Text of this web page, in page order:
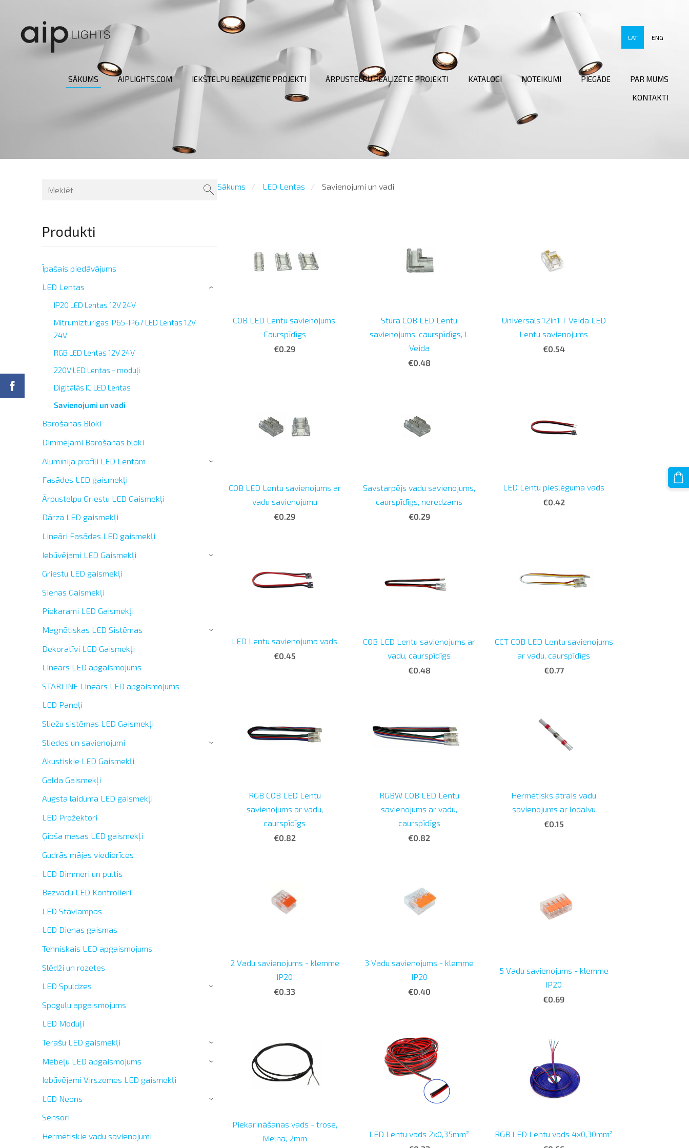
SĀKUMS AIPLIGHTS.COM IEKŠTELPU REALIZĒTIE PROJEKTI ĀRPUSTELPU REALIZĒTIE PROJEKTI KATALOGI NOTEIKUMI PIEGĀDE
PAR MUMS
KONTAKTI
LAT ENG
Produkti
Īpašais piedāvājums
LED Lentas
IP20 LED Lentas 12V 24V
Mitrumizturīgas IP65-IP67 LED Lentas 12V
24V
RGB LED Lentas 12V 24V
220V LED Lentas - moduļi
Digitālās IC LED Lentas
Savienojumi un vadi
›
Barošanas Bloki
Dimmējami Barošanas bloki
Alumīnija profili LED Lentām
›
Fasādes LED gaismekļi
Ārpustelpu Griestu LED Gaismekļi
Dārza LED gaismekļi
Lineāri Fasādes LED gaismekļi
Iebūvējami LED Gaismekļi
›
Griestu LED gaismekļi
Sienas Gaismekļi
Piekarami LED Gaismekļi
Magnētiskas LED Sistēmas
›
Dekoratīvi LED Gaismekļi
Lineārs LED apgaismojums
STARLINE Lineārs LED apgaismojums
LED Paneļi
Sliežu sistēmas LED Gaismekļi
Sliedes un savienojumi
›
Akustiskie LED Gaismekļi
Galda Gaismekļi
Augsta laiduma LED gaismekļi
LED Prožektori
Ģipša masas LED gaismekļi
Gudrās mājas viedierīces
LED Dimmeri un pultis
Bezvadu LED Kontrolieri
LED Stāvlampas
LED Dienas gaismas
Tehniskais LED apgaismojums
Slēdži un rozetes
LED Spuldzes
›
Spoguļu apgaismojums
LED Moduļi
Terašu LED gaismekļi
›
Mēbeļu LED apgaismojums ›
Iebūvējami Virszemes LED gaismekļi
LED Neons
›
Sensori
Hermētiskie vadu savienojumi
Sākums LED Lentas Savienojumi un vadi
COB LED Lentu savienojums,
Caurspīdīgs
€0.29
Stūra COB LED Lentu
savienojums, caurspīdīgs, L
Veida
€0.48
Universāls 12in1 T Veida LED
Lentu savienojums
€0.54
COB LED Lentu savienojums ar
vadu savienojumu
€0.29
Savstarpējs vadu savienojums,
caurspīdīgs, neredzams
€0.29
LED Lentu pieslēguma vads
€0.42
LED Lentu savienojuma vads
€0.45
COB LED Lentu savienojums ar
vadu, caurspīdīgs
€0.48
CCT COB LED Lentu savienojums
ar vadu, caurspīdīgs
€0.77
RGB COB LED Lentu
savienojums ar vadu,
caurspīdīgs
€0.82
RGBW COB LED Lentu
savienojums ar vadu,
caurspīdīgs
€0.82
Hermētisks ātrais vadu
savienojums ar lodalvu
€0.15
2 Vadu savienojums - klemme
IP20
€0.33
3 Vadu savienojums - klemme
IP20
€0.40
5 Vadu savienojums - klemme
IP20
€0.69
Piekarināšanas vads - trose,
Melna, 2mm
LED Lentu vads 2x0,35mm²
RGB LED Lentu vads 4x0,30mm²